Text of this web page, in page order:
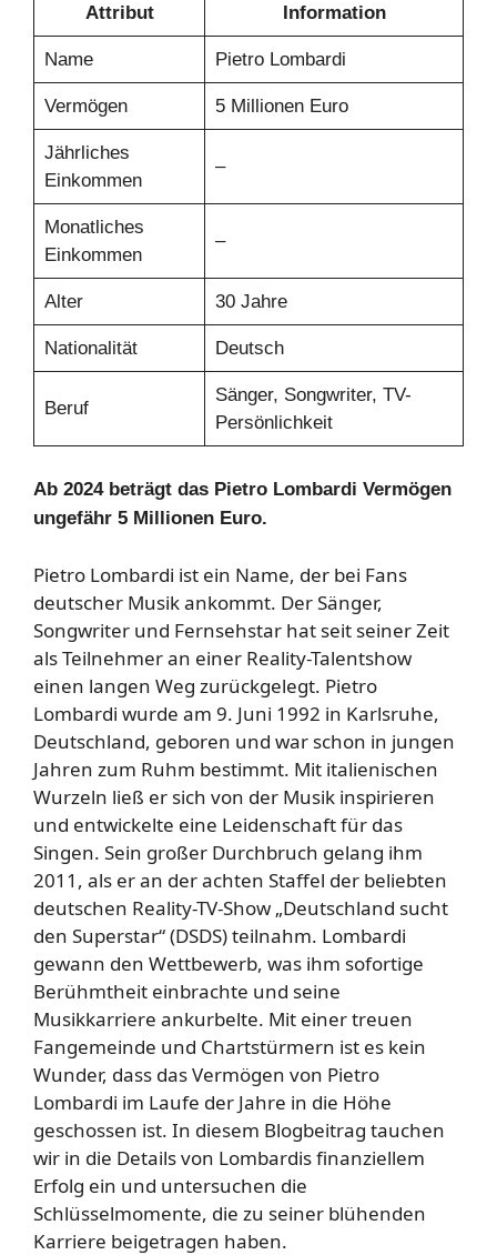
Attribut Information
Name Pietro Lombardi
Vermögen 5 Millionen Euro
Jährliches
Einkommen
–
Monatliches
Einkommen
–
Alter 30 Jahre
Nationalität Deutsch
Beruf
Sänger, Songwriter, TV-
Persönlichkeit
Ab 2024 beträgt das Pietro Lombardi Vermögen
ungefähr 5 Millionen Euro.
Pietro Lombardi ist ein Name, der bei Fans
deutscher Musik ankommt. Der Sänger,
Songwriter und Fernsehstar hat seit seiner Zeit
als Teilnehmer an einer Reality-Talentshow
einen langen Weg zurückgelegt. Pietro
Lombardi wurde am 9. Juni 1992 in Karlsruhe,
Deutschland, geboren und war schon in jungen
Jahren zum Ruhm bestimmt. Mit italienischen
Wurzeln ließ er sich von der Musik inspirieren
und entwickelte eine Leidenschaft für das
Singen. Sein großer Durchbruch gelang ihm
2011, als er an der achten Staffel der beliebten
deutschen Reality-TV-Show „Deutschland sucht
den Superstar“ (DSDS) teilnahm. Lombardi
gewann den Wettbewerb, was ihm sofortige
Berühmtheit einbrachte und seine
Musikkarriere ankurbelte. Mit einer treuen
Fangemeinde und Chartstürmern ist es kein
Wunder, dass das Vermögen von Pietro
Lombardi im Laufe der Jahre in die Höhe
geschossen ist. In diesem Blogbeitrag tauchen
wir in die Details von Lombardis finanziellem
Erfolg ein und untersuchen die
Schlüsselmomente, die zu seiner blühenden
Karriere beigetragen haben.